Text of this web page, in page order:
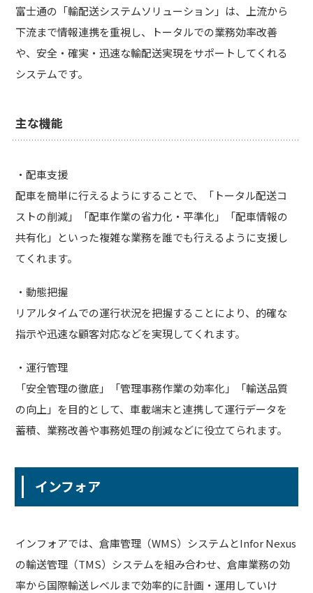
富士通の「輸配送システムソリューション」は、上流から
下流まで情報連携を重視し、トータルでの業務効率改善
や、安全・確実・迅速な輸配送実現をサポートしてくれる
システムです。
主な機能
・配車支援
配車を簡単に行えるようにすることで、「トータル配送コ
ストの削減」「配車作業の省力化・平準化」「配車情報の
共有化」といった複雑な業務を誰でも行えるように支援し
てくれます。
・動態把握
リアルタイムでの運行状況を把握することにより、的確な
指示や迅速な顧客対応などを実現してくれます。
・運行管理
「安全管理の徹底」「管理事務作業の効率化」「輸送品質
の向上」を目的として、車載端末と連携して運行データを
蓄積、業務改善や事務処理の削減などに役立てられます。
インフォア
インフォアでは、倉庫管理（WMS）システムとInfor Nexus
の輸送管理（TMS）システムを組み合わせ、倉庫業務の効
率から国際輸送レベルまで効率的に計画・運用していけ